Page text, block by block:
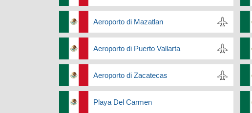
Aeroporto di Mazatlan
Aeroporto di Puerto Vallarta
Aeroporto di Zacatecas
Playa Del Carmen